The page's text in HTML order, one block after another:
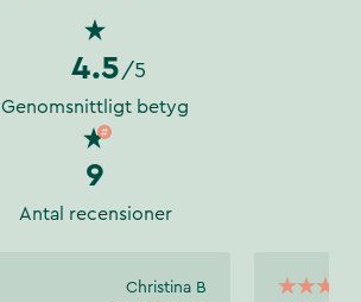
4.5 /5
Genomsnittligt betyg
9
Antal recensioner
Christina B